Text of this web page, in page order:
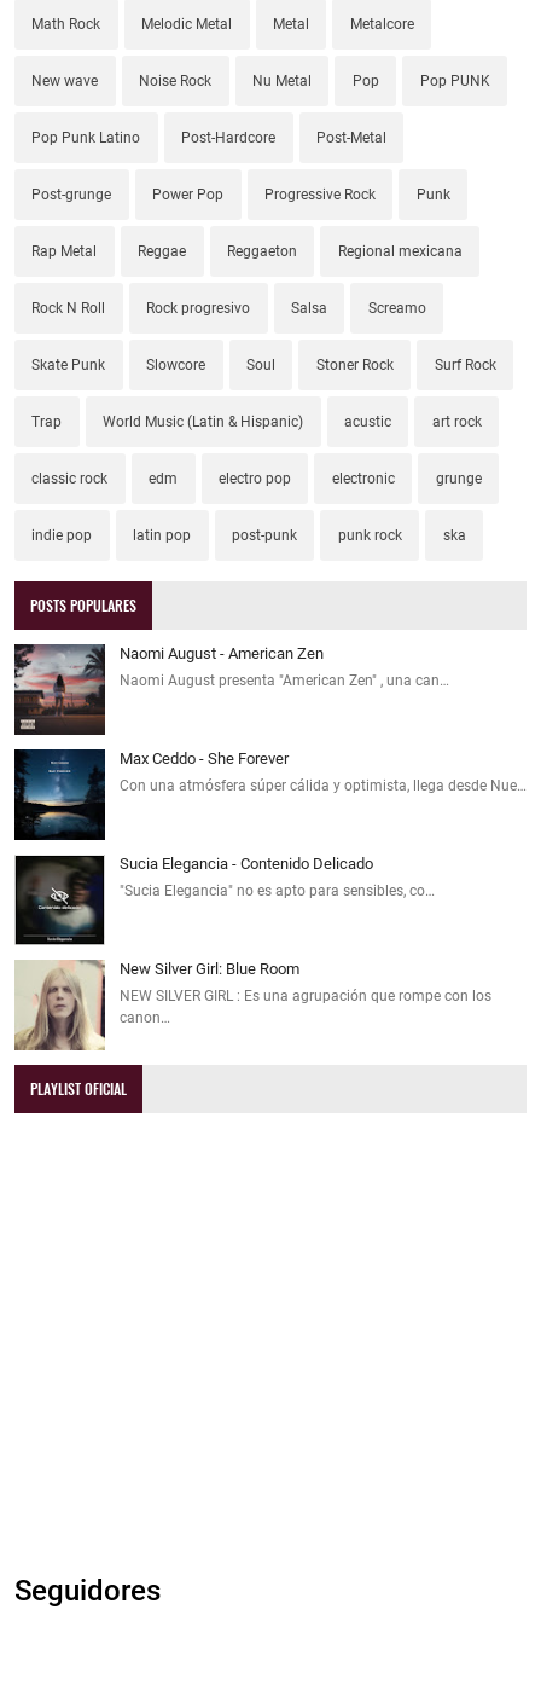
Math Rock Melodic Metal Metal Metalcore
New wave Noise Rock Nu Metal Pop Pop PUNK
Pop Punk Latino Post-Hardcore Post-Metal
Post-grunge Power Pop Progressive Rock Punk
Rap Metal Reggae Reggaeton Regional mexicana
Rock N Roll Rock progresivo Salsa Screamo
Skate Punk Slowcore Soul Stoner Rock Surf Rock
Trap World Music (Latin & Hispanic) acustic art rock
classic rock edm electro pop electronic grunge
indie pop latin pop post-punk punk rock ska
POSTS POPULARES
Naomi August - American Zen
Naomi August presenta "American Zen" , una can…
Max Ceddo - She Forever
Con una atmósfera súper cálida y optimista, llega desde Nue…
Sucia Elegancia - Contenido Delicado
"Sucia Elegancia" no es apto para sensibles, co…
New Silver Girl: Blue Room
NEW SILVER GIRL : Es una agrupación que rompe con los
canon…
PLAYLIST OFICIAL
Seguidores